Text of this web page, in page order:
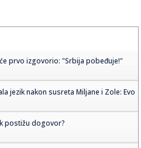
prvo izgovorio: "Srbija pobeđuje!"
jezik nakon susreta Miljane i Zole: Evo
postižu dogovor?